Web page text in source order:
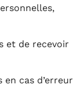
et de recevoir
cas d’erreur